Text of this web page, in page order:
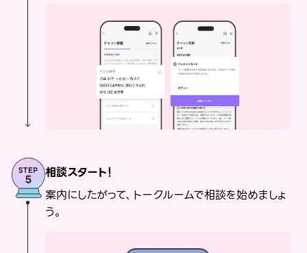
相談スタート！
案内にしたがって、トークルームで相談を始めましょ
う。